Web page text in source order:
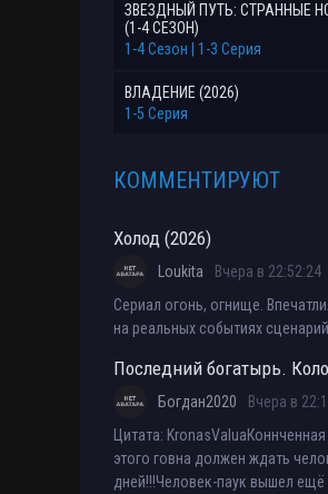
ЗВЕЗДНЫЙ ПУТЬ: СТРАННЫЕ
(1-4 СЕЗОН)
1-4 Сезон | 1-3 Серия
ВЛАДЕНИЕ (2026)
1-5 Серия
КОММЕНТИРУЮТ
Холод (2026)
Loukita
Вчера в 22:52:24
Сериал огонь, огнище.
на реальных событиях
Последний богатырь.
Богдан2020
Вчера в
Цитата:
этого говна должен ждать
дней!!!Человек-паук вышел ещё